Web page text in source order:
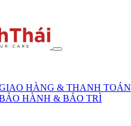
HÀNG & THANH TOÁN
HÀNH & BẢO TRÌ